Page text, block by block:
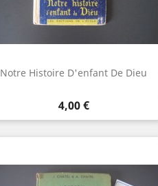
Notre Histoire D'enfant De Dieu
Prix
4,00 €